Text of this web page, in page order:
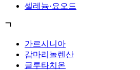
셀레늄·요오드
ㄱ
가르시니아
감마리놀렌산
글루타치온